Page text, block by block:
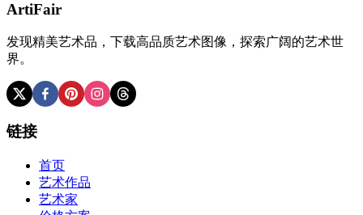
ArtiFair
发现精美艺术品，下载高品质艺术图像，探索广阔的艺术世
界。
链接
首页
艺术作品
艺术家